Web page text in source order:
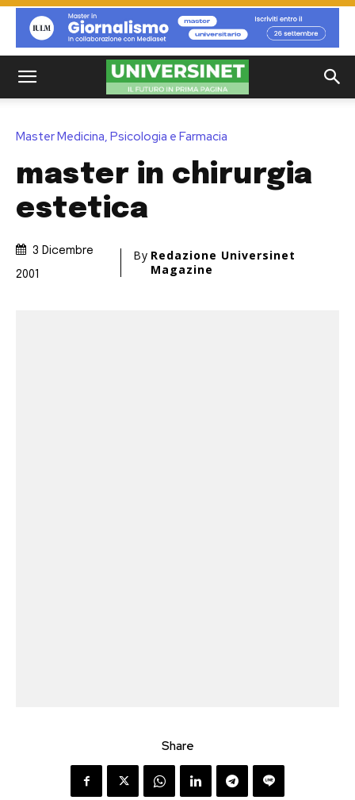
Master Medicina, Psicologia e Farmacia
master in chirurgia
estetica
3 Dicembre
2001
By Redazione Universinet
Magazine
Share